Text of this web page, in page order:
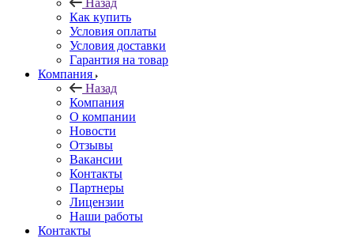
Назад
Как купить
Условия оплаты
Условия доставки
Гарантия на товар
Компания
Назад
Компания
О компании
Новости
Отзывы
Вакансии
Контакты
Партнеры
Лицензии
Наши работы
Контакты